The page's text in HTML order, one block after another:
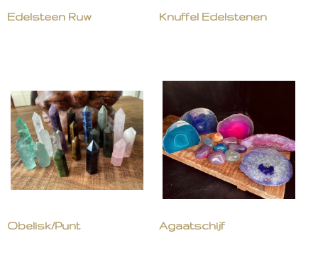
Edelsteen Ruw Knuffel Edelstenen
Obelisk/Punt Agaatschijf